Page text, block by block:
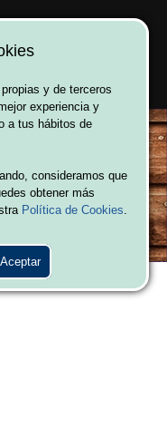
¡Bienvenido a Vulcania!
Hola. Inicia sesión
y de terceros
experiencia y
a tus hábitos de
consideramos que
obtener más
Política de Cookies.
Aceptar